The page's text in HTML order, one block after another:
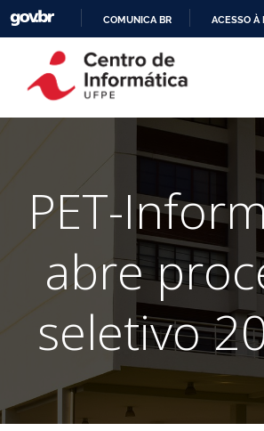
CONTEÚDO
COMUNICA BR ACESSO À
PET-
abre
seletivo